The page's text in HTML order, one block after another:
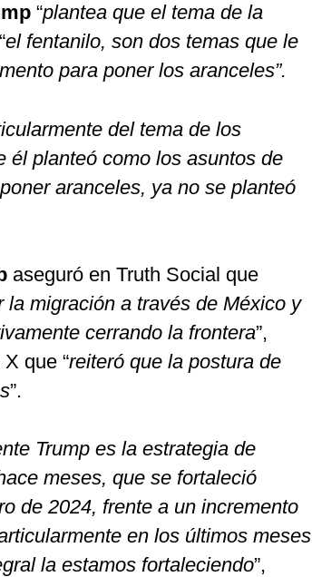
“plantea que el tema de la
el fentanilo, son dos temas que le
para poner los aranceles”.
del tema de los
él planteó como los asuntos de
aranceles, ya no se planteó
aseguró en Truth Social que
la migración a través de México y
cerrando la frontera”,
que “reiteró que la postura de
”.
Trump es la estrategia de
meses, que se fortaleció
de 2024, frente a un incremento
en los últimos meses
la estamos fortaleciendo”,